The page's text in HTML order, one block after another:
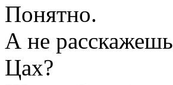
Понятно.
А не
Цах?